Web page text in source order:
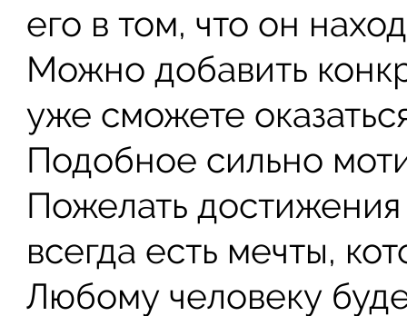
его в том, что он
Можно добавить
уже сможете
Подобное сильно
Пожелать
всегда есть мечты,
Любому человеку